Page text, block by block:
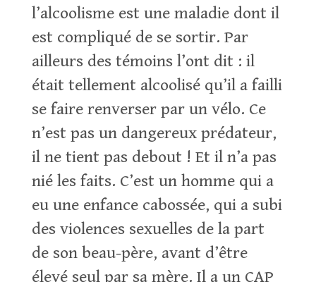
l’alcoolisme est une maladie dont il
est compliqué de se sortir. Par
ailleurs des témoins l’ont dit : il
était tellement alcoolisé qu’il a failli
se faire renverser par un vélo. Ce
n’est pas un dangereux prédateur,
il ne tient pas debout ! Et il n’a pas
nié les faits. C’est un homme qui a
eu une enfance cabossée, qui a subi
des violences sexuelles de la part
de son beau-père, avant d’être
élevé seul par sa mère. Il a un CAP